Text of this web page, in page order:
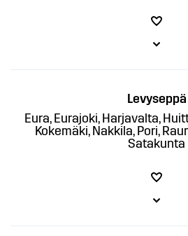
Levyseppä
Eura, Eurajoki, Harjavalta,
Kokemäki, Nakkila, Pori,
Satakunta